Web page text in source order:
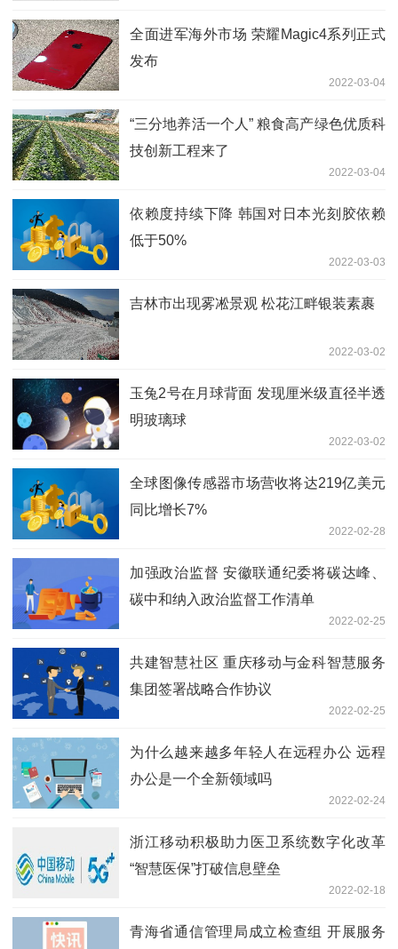
全面进军海外市场 荣耀Magic4系列正式
发布
2022-03-04
“三分地养活一个人” 粮食高产绿色优质科
技创新工程来了
2022-03-04
依赖度持续下降 韩国对日本光刻胶依赖
低于50%
2022-03-03
吉林市出现雾凇景观 松花江畔银装素裹
2022-03-02
玉兔2号在月球背面 发现厘米级直径半透
明玻璃球
2022-03-02
全球图像传感器市场营收将达219亿美元
同比增长7%
2022-02-28
加强政治监督 安徽联通纪委将碳达峰、
碳中和纳入政治监督工作清单
2022-02-25
共建智慧社区 重庆移动与金科智慧服务
集团签署战略合作协议
2022-02-25
为什么越来越多年轻人在远程办公 远程
办公是一个全新领域吗
2022-02-24
浙江移动积极助力医卫系统数字化改革
“智慧医保”打破信息壁垒
2022-02-18
青海省通信管理局成立检查组 开展服务